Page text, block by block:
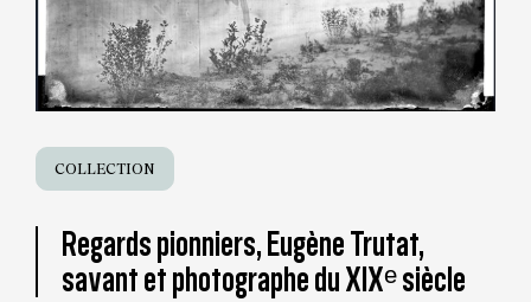
COLLECTION
Regards pionniers, Eugène Trutat,
savant et photographe du XIXᵉ siècle